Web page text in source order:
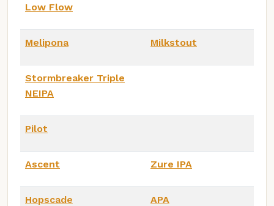
Low Flow
Melipona Milkstout
Stormbreaker Triple
NEIPA
Pilot
Ascent Zure IPA
Hopscade APA